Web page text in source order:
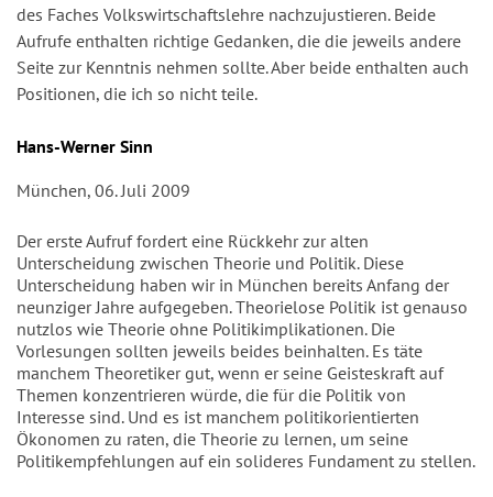
des Faches Volkswirtschaftslehre nachzujustieren. Beide
Aufrufe enthalten richtige Gedanken, die die jeweils andere
Seite zur Kenntnis nehmen sollte. Aber beide enthalten auch
Positionen, die ich so nicht teile.
Autor/en
Hans-Werner Sinn
München, 06. Juli 2009
Der erste Aufruf fordert eine Rückkehr zur alten
Unterscheidung zwischen Theorie und Politik. Diese
Unterscheidung haben wir in München bereits Anfang der
neunziger Jahre aufgegeben. Theorielose Politik ist genauso
nutzlos wie Theorie ohne Politikimplikationen. Die
Vorlesungen sollten jeweils beides beinhalten. Es täte
manchem Theoretiker gut, wenn er seine Geisteskraft auf
Themen konzentrieren würde, die für die Politik von
Interesse sind. Und es ist manchem politikorientierten
Ökonomen zu raten, die Theorie zu lernen, um seine
Politikempfehlungen auf ein solideres Fundament zu stellen.